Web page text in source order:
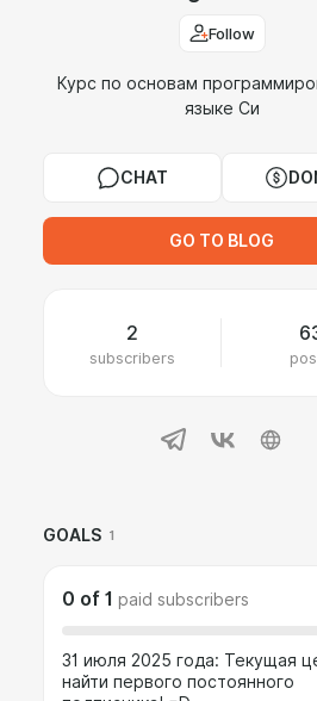
Follow
Курс по основам
языке Си
CHAT
GO TO BLOG
2
subscribers
GOALS 1
0 of 1 paid subscribers
31 июля 2025 года: Текущая
найти первого постоянного